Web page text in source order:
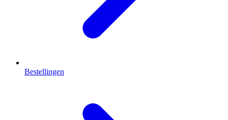
Bestellingen